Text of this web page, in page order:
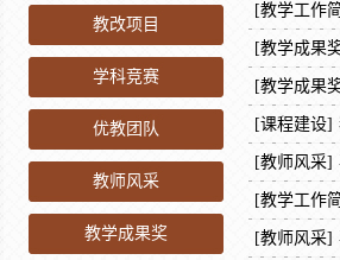
教改项目
学科竞赛
优教团队
教师风采
教学成果奖
[教学工作
[教学成果
[教学成果
[课程建设]
[教师风采]
[教学工作
[教师风采]